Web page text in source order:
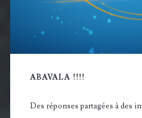
ABAVALA !!!!
Des réponses partagées à des